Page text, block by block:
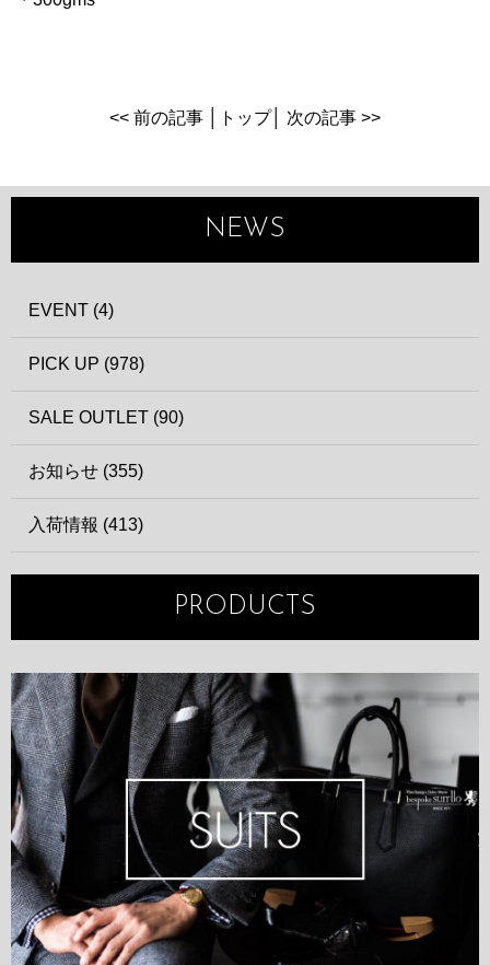
<< 前の記事 トップ│ 次の記事 >>
NEWS
EVENT (4)
PICK UP (978)
SALE OUTLET (90)
お知らせ (355)
入荷情報 (413)
PRODUCTS